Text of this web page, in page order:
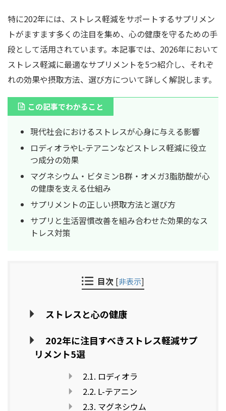
特に202年には、ストレス軽減をサポートするサプリメン
トがますます多くの注目を集め、心の健康を守るための手
段として活用されています。本記事では、2026年において
ストレス軽減に最適なサプリメントを5つ紹介し、それぞ
れの効果や摂取方法、選び方について詳しく解説します。
この記事でわかること
現代社会におけるストレスが心身に与える影響
ロディオラやL-テアニンなどストレス軽減に役立
つ成分の効果
マグネシウム・ビタミンB群・オメガ3脂肪酸が心
の健康を支える仕組み
サプリメントの正しい摂取方法と選び方
サプリと生活習慣改善を組み合わせた効果的なス
トレス対策
目次 [非表示]
ストレスと心の健康
202年に注目すべきストレス軽減サプ
リメント5選
2.1. ロディオラ
2.2. L-テアニン
2.3. マグネシウム